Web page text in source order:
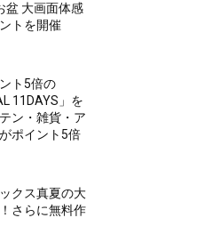
盆 大画面体感
トを開催
ト5倍の
11DAYS」を
ン・雑貨・ア
ポイント5倍
クス真夏の大
さらに無料作